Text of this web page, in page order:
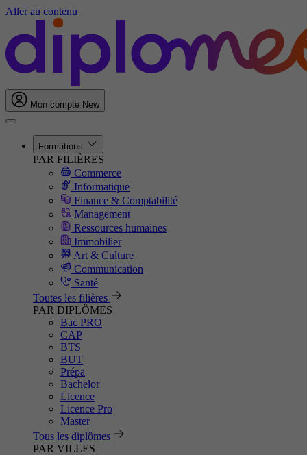
Aller au contenu
Mon compte New
Formations
PAR FILIÈRES
Commerce
Informatique
Finance & Comptabilité
Management
Ressources humaines
Immobilier
Art & Culture
Communication
Santé
Toutes les filières
PAR DIPLÔMES
Bac PRO
CAP
BTS
BUT
Prépa
Bachelor
Licence
Licence Pro
Master
Tous les diplômes
PAR VILLES